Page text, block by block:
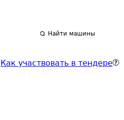
Найти машины
Как участвовать в тендере